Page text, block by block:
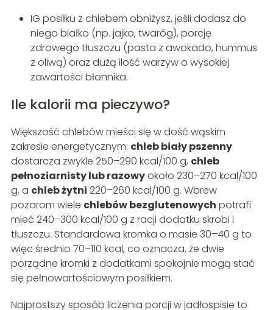
IG posiłku z chlebem obniżysz, jeśli dodasz do
niego białko (np. jajko, twaróg), porcję
zdrowego tłuszczu (pasta z awokado, hummus
z oliwą) oraz dużą ilość warzyw o wysokiej
zawartości błonnika.
Ile kalorii ma pieczywo?
Większość chlebów mieści się w dość wąskim
zakresie energetycznym: chleb biały pszenny
dostarcza zwykle 250–290 kcal/100 g, chleb
pełnoziarnisty lub razowyokoło 230–270 kcal/100
g, a chleb żytni 220–260 kcal/100 g. Wbrew
pozorom wiele chlebów bezglutenowych potrafi
mieć 240–300 kcal/100 g z racji dodatku skrobi i
tłuszczu. Standardowa kromka o masie 30–40 g to
więc średnio 70–110 kcal, co oznacza, że dwie
porządne kromki z dodatkami spokojnie mogą stać
się pełnowartościowym posiłkiem.
Najprostszy sposób liczenia porcji w jadłospisie to